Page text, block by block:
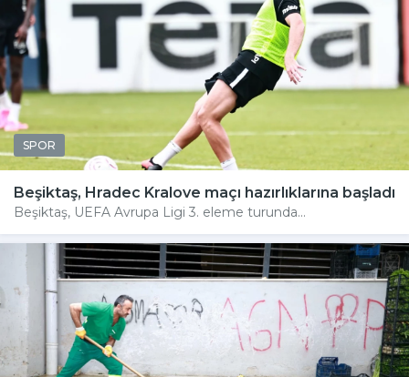
SPOR
Beşiktaş, Hradec Kralove maçı hazırlıklarına başladı
Beşiktaş, UEFA Avrupa Ligi 3. eleme turunda...